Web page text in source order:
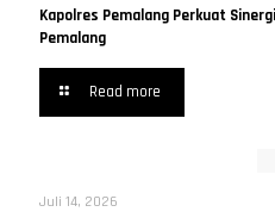
Kapolres Pemalang Perkuat
Pemalang
Read more
Juli 14, 2026